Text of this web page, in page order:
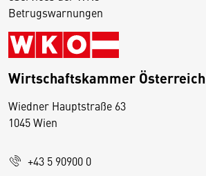
Betrugswarnungen
Wirtschaftskammer Österreich
Wiedner Hauptstraße 63
1045 Wien
+43 5 90900 0
D
s